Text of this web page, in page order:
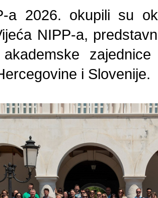
a 2026. okupili su
NIPP-a,
i Slovenije.